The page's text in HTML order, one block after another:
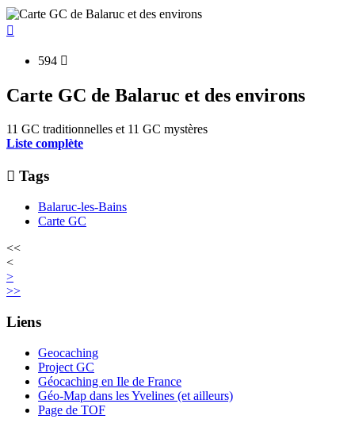

594 
Carte GC de Balaruc et des environs
11 GC traditionnelles et 11 GC mystères
Liste complète
 Tags
Balaruc-les-Bains
Carte GC
<<
<
>
>>
Liens
Geocaching
Project GC
Géocaching en Ile de France
Géo-Map dans les Yvelines (et ailleurs)
Page de TOF